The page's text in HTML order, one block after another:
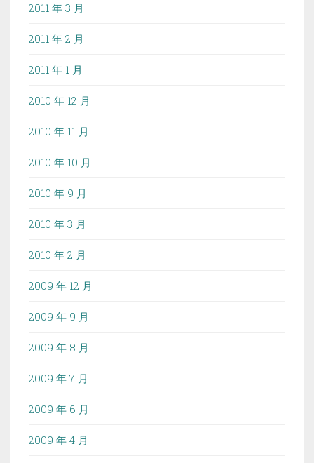
2011 年 3 月
2011 年 2 月
2011 年 1 月
2010 年 12 月
2010 年 11 月
2010 年 10 月
2010 年 9 月
2010 年 3 月
2010 年 2 月
2009 年 12 月
2009 年 9 月
2009 年 8 月
2009 年 7 月
2009 年 6 月
2009 年 4 月